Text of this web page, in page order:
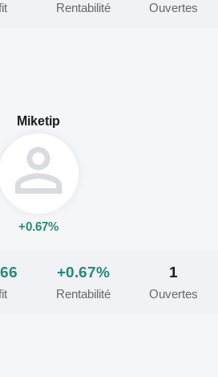
Rentabilité Ouvertes
Miketip
+0.67%
+0.67%
Rentabilité
1
Ouvertes